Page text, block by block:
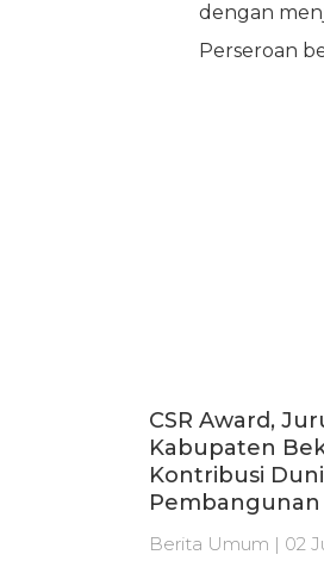
dengan
Perseroan
CSR Award,
Kabupaten
Kontribusi
Pembangunan
Berita Umum | 02